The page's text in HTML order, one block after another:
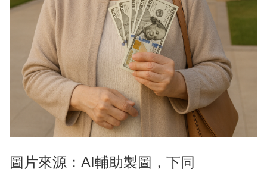
圖片來源：AI輔助製圖，下同